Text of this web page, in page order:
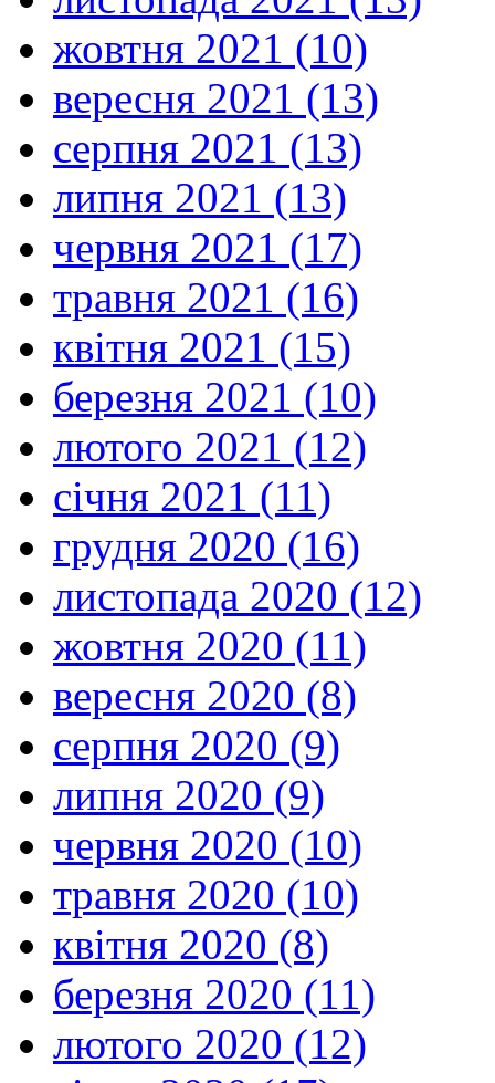
жовтня 2021 (10)
вересня 2021 (13)
серпня 2021 (13)
липня 2021 (13)
червня 2021 (17)
травня 2021 (16)
квітня 2021 (15)
березня 2021 (10)
лютого 2021 (12)
січня 2021 (11)
грудня 2020 (16)
листопада 2020 (12)
жовтня 2020 (11)
вересня 2020 (8)
серпня 2020 (9)
липня 2020 (9)
червня 2020 (10)
травня 2020 (10)
квітня 2020 (8)
березня 2020 (11)
лютого 2020 (12)